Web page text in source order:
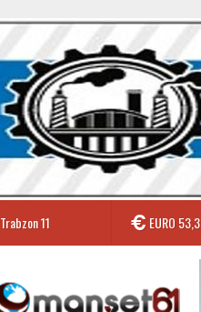
Trabzon11 EURO